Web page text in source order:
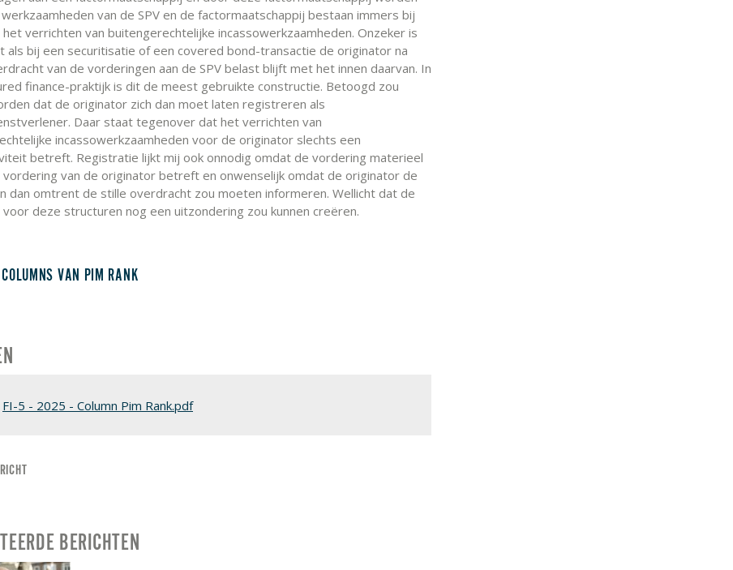
van de SPV en de factormaatschappij bestaan immers bij
verrichten van buitengerechtelijke incassowerkzaamheden. Onzeker is
als bij een securitisatie of een covered bond-transactie de originator na
van de vorderingen aan de SPV belast blijft met het innen daarvan. In
finance-praktijk is dit de meest gebruikte constructie. Betoogd zou
dat de originator zich dan moet laten registreren als
Daar staat tegenover dat het verrichten van
incassowerkzaamheden voor de originator slechts een
betreft. Registratie lijkt mij ook onnodig omdat de vordering materieel
vordering van de originator betreft en onwenselijk omdat de originator de
dan omtrent de stille overdracht zou moeten informeren. Wellicht dat de
deze structuren nog een uitzondering zou kunnen creëren.
COLUMNS VAN PIM RANK
FI-5 - 2025 - Column Pim Rank.pdf
BERICHTEN